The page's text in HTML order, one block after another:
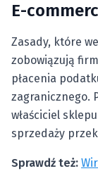
E-
Zasady, które
zobowiązują
płacenia
zagranicznego.
właściciel
sprzedaży
Sprawdź też: